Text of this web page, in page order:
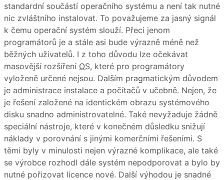
standardní součástí operačního systému a není tak nutné
nic zvláštního instalovat. To považujeme za jasný signál
k čemu operační systém slouží. Přeci jenom
programátorů je a stále asi bude výrazně méně než
běžných uživatelů. I z toho důvodu lze očekávat
masovější rozšíření OS, které pro programátory
vyloženě určené nejsou. Dalším pragmatickým důvodem
je administrace instalace a počítačů v učebně. Nejen, že
je řešení založené na identickém obrazu systémového
disku snadno administrovatelné. Také nevyžaduje žádně
speciální nástroje, které v konečném důsledku snižují
náklady v porovnání s jinými komerčními řešeními. S
těmi byly v minulosti nejen výrazné komplikace, ale také
se výrobce rozhodl dále systém nepodporovat a bylo by
nutné pořizovat licence nové. Další výhodou je snadné